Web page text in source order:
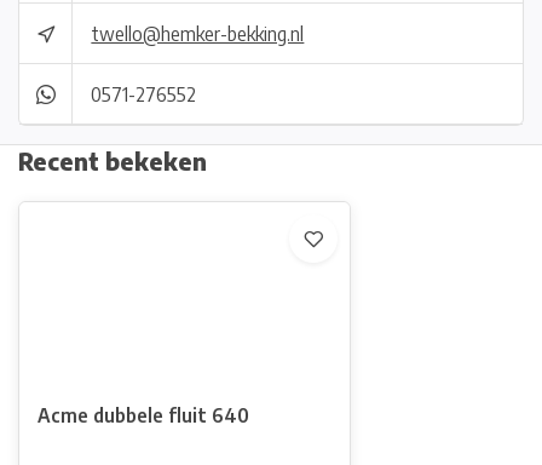
twello@hemker-bekking.nl
0571-276552
Recent bekeken
Acme dubbele fluit 640